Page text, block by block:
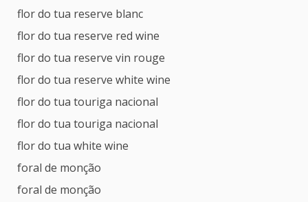
flor do tua reserve blanc
flor do tua reserve red wine
flor do tua reserve vin rouge
flor do tua reserve white wine
flor do tua touriga nacional
flor do tua touriga nacional
flor do tua white wine
foral de monção
foral de monção